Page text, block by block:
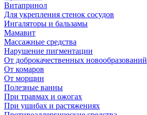
Витапринол
Для укрепления стенок сосудов
Ингаляторы и бальзамы
Мамавит
Массажные средства
Нарушение пигментации
От доброкачественных новообразований
От комаров
От морщин
Полезные ванны
При травмах и ожогах
При ушибах и растяжениях